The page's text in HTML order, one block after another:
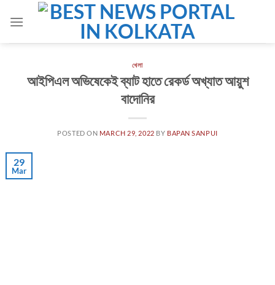
খেলা
আইপিএল অভিষেকেই ব্যাট হাতে রেকর্ড অখ্যাত আয়ুশ
বাদোনির
POSTED ON MARCH 29, 2022 BY BAPAN SANPUI
29
Mar